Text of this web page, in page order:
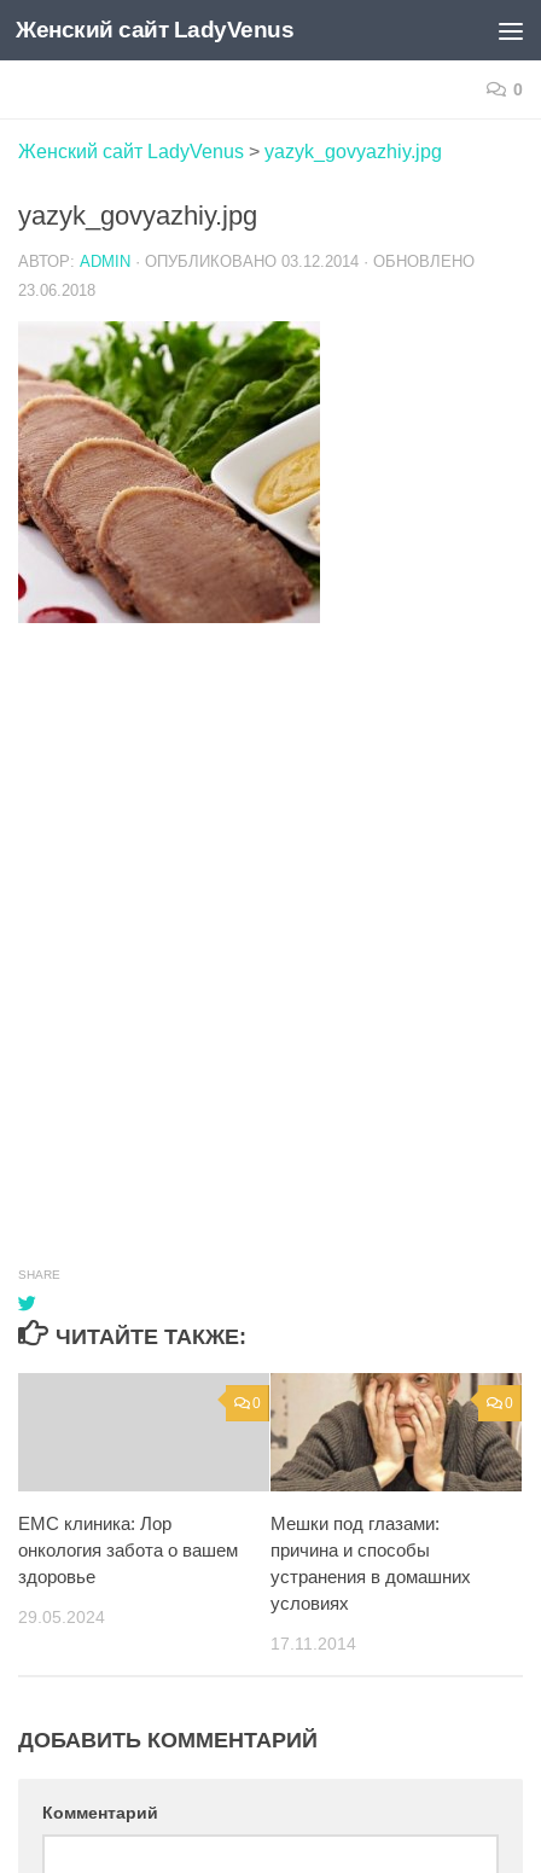
Skip to content
Женский сайт LadyVenus
0
Женский сайт LadyVenus > yazyk_govyazhiy.jpg
yazyk_govyazhiy.jpg
АВТОР: ADMIN · ОПУБЛИКОВАНО 03.12.2014 · ОБНОВЛЕНО
23.06.2018
SHARE
ЧИТАЙТЕ ТАКЖЕ:
0
EMC клиника: Лор
онкология забота о вашем
здоровье
29.05.2024
0
Мешки под глазами:
причина и способы
устранения в домашних
условиях
17.11.2014
ДОБАВИТЬ КОММЕНТАРИЙ
Комментарий